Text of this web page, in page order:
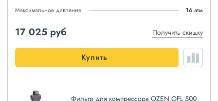
Максимальное давление 16 атм
17 025 руб Получить скидку
Купить
Фильтр для компрессора OZEN OFL 500